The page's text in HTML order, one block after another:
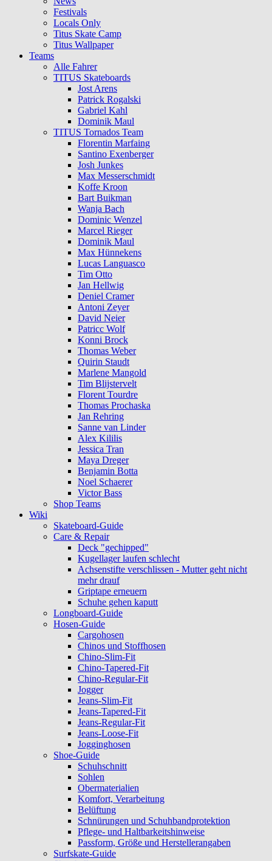
Festivals
Locals Only
Titus Skate Camp
Titus Wallpaper
Teams
Alle Fahrer
TITUS Skateboards
Jost Arens
Patrick Rogalski
Gabriel Kahl
Dominik Maul
TITUS Tornados Team
Florentin Marfaing
Santino Exenberger
Josh Junkes
Max Messerschmidt
Koffe Kroon
Bart Buikman
Wanja Bach
Dominic Wenzel
Marcel Rieger
Dominik Maul
Max Hünnekens
Lucas Languasco
Tim Otto
Jan Hellwig
Deniel Cramer
Antoni Zeyer
David Neier
Patricc Wolf
Konni Brock
Thomas Weber
Quirin Staudt
Marlene Mangold
Tim Blijstervelt
Florent Tourdre
Thomas Prochaska
Jan Rehring
Sanne van Linder
Alex Kililis
Jessica Tran
Maya Dreger
Benjamin Botta
Noel Schaerer
Victor Bass
Shop Teams
Wiki
Skateboard-Guide
Care & Repair
Deck "gechipped"
Kugellager laufen schlecht
Achsenstifte verschlissen - Mutter geht nicht
mehr drauf
Griptape erneuern
Schuhe gehen kaputt
Longboard-Guide
Hosen-Guide
Cargohosen
Chinos und Stoffhosen
Chino-Slim-Fit
Chino-Tapered-Fit
Chino-Regular-Fit
Jogger
Jeans-Slim-Fit
Jeans-Tapered-Fit
Jeans-Regular-Fit
Jeans-Loose-Fit
Jogginghosen
Shoe-Guide
Schuhschnitt
Sohlen
Obermaterialien
Komfort, Verarbeitung
Belüftung
Schnürungen und Schuhbandprotektion
Pflege- und Haltbarkeitshinweise
Passform, Größe und Herstellerangaben
Surfskate-Guide